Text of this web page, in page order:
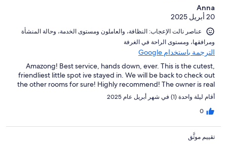
Anna
20 أبريل 2025
عناصر نالت الإعجاب: ⁦النظافة⁩، و⁦العاملون ومستوى الخدمة⁩، و⁦حالة المنشأة
ومرافقها⁩، و⁦مستوى الراحة في الغرفة⁩
الترجمة باستخدام Google
Amazong! Best service, hands down, ever. This is the cutest,
friendliest little spot ive stayed in. We will be back to check out
the other rooms for sure! Highly recommend! The owner is real
أقام ليلة واحدة (1) في شهر أبريل عام 2025
0
تقييم موثَّق